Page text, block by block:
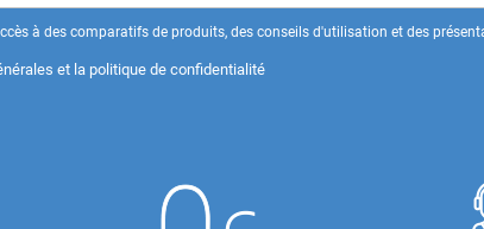
à des comparatifs de produits, des conseils d'utilisation et des
et la politique de confidentialité